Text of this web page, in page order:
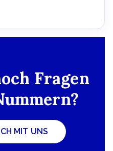
Fragen
MIT UNS